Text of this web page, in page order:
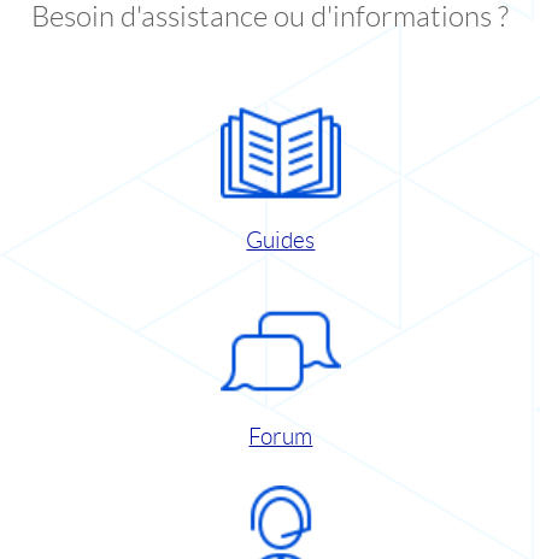
Besoin d'assistance ou d'informations ?
Guides
Forum